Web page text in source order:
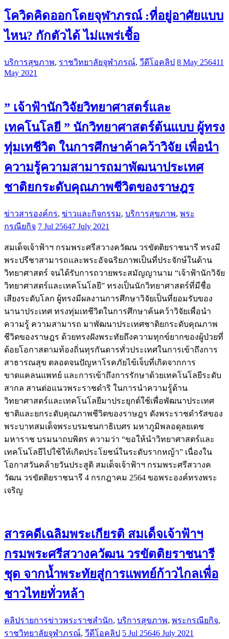
โควิดคิดออกโดยจุฬาภรณ์ :ที่อยู่อาศัยแบบ
ไหน? กักตัวได้ ไม่แพร่เชื้อ
บริการสุขภาพ, ราชวิทยาลัยจุฬาภรณ์, วีดีโอคลิป 8 May 256411
May 2021
” เจ้าฟ้านักวิจัยวิทยาศาสตร์และ
เทคโนโลยี ” นักวิทยาศาสตร์ต้นแบบ ผู้ทรง
ทุ่มเทชีวิต ในการศึกษาค้าคว้าวิจัย เพื่อนำ
ความรู้ความสามารถมาพัฒนาประเทศ
ชาติยกระดับคุณภาพชีวิตของราษฎร
ข่าวสารองค์กร, ข่าวและกิจกรรม, บริการสุขภาพ, พระ
กรณียกิจ 7 Jul 25647 July 2021
สมเด็จเจ้าฟ้าฯ กรมพระศรีสวางควัฒน วรขัตติยราชนารี ทรงมี
พระปรีชาสามารถและพระอัจฉริยภาพเป็นที่ประจักษ์ในด้าน
วิทยาศาสตร์ จนได้รับการถวายพระสมัญญานาม “เจ้าฟ้านักวิจัย
วิทยาศาสตร์และเทคโนโลยี” ทรงเป็นนักวิทยาศาสตร์ที่มีชื่อ
เสียงระดับโลก ผู้ทรงมีผลงานการศึกษาวิจัยเป็นที่ยอมรับของ
นานาประเทศ ทรงทุ่มเทชีวิตในการศึกษาค้นคว้าวิจัยเพื่อนำ
ความรู้ ความสามารถ มาพัฒนาประเทศชาติยกระดับคุณภาพ
ชีวิตของราษฎร ด้วยทรงฝังพระทัยถึงความทุกข์ยากของผู้ป่วยที่
ด้อยโอกาสตามท้องถิ่นทุรกันดารทั่วประเทศในการเข้าถึงการ
สาธารณสุข ตลอดจนปัญหาโรคภัยไข้เจ็บที่เกิดจากการ
ขาดแคลนแพทย์ และการเข้าถึงการรักษาด้วยเทคโนโลยีระดับ
สากล สานต่อแนวพระราชดำริ ในการนำความรู้ด้าน
วิทยาศาสตร์และเทคโนโลยีมาประยุกต์ใช้เพื่อพัฒนาประเทศ
ชาติและยกระดับคุณภาพชีวิตของราษฎร ดังพระราชดำรัสของ
พระบาทสมเด็จพระบรมชนกาธิเบศร มหาภูมิพลอดุลยเดช
มหาราช บรมนาถบพิตร ความว่า “ขอให้นำวิทยาศาสตร์และ
เทคโนโลยีไปใช้ให้เกิดประโยชน์ในระดับรากหญ้า” เนื่องใน
โอกาสวันคล้ายวันประสูติ สมเด็จเจ้าฟ้าฯ กรมพระศรีสวางค
วัฒน วรขัตติยราชนารี 4 กรกฎาคม 2564 ขอพระองค์ทรงพระ
เจริญ
สารคดีเฉลิมพระเกียรติ สมเด็จเจ้าฟ้าฯ
กรมพระศรีสวางควัฒน วรขัตติยราชนารี
ชุด จากน้ำพระทัยสู่การแพทย์ก้าวไกลเพื่อ
ชาวไทยทั่วหล้า
คลิปรายการข่าวพระราชสำนัก, บริการสุขภาพ, พระกรณียกิจ,
ราชวิทยาลัยจุฬาภรณ์, วีดีโอคลิป 5 Jul 25646 July 2021